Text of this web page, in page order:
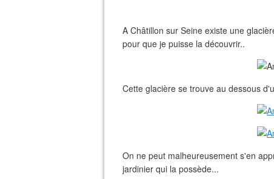
A Châtillon sur Seine existe une
pour que je puisse la découvrir..
Cette glacière se trouve au dessous
On ne peut malheureusement s'en
jardinier qui la possède...